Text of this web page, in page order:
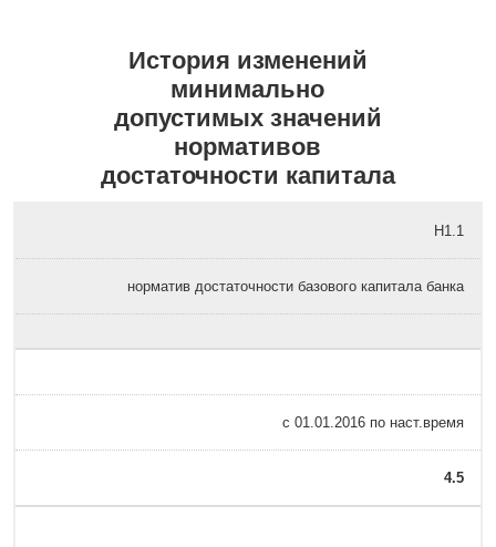
История изменений
минимально
допустимых значений
нормативов
достаточности капитала
Н1.1
норматив достаточности базового капитала банка
с 01.01.2016 по наст.время
4.5